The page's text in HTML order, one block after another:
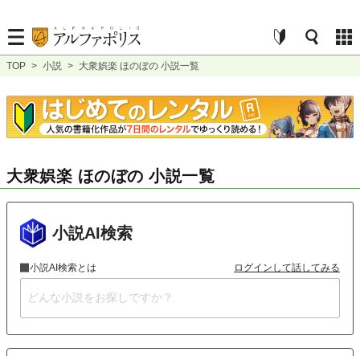
TOP > 小説 > 大衆娯楽 ほのぼの 小説一覧
大衆娯楽 ほのぼの 小説一覧
小説AI検索
小説AI検索とは ログインして話してみる